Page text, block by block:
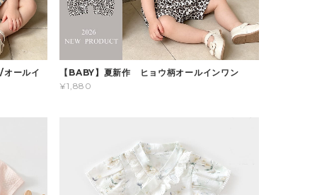
オールイ
【BABY】夏新作 ヒョウ柄オールインワン
¥1,880